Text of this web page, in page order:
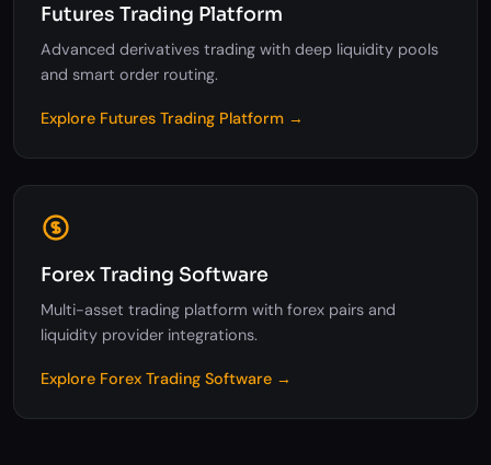
Futures Trading Platform
Advanced derivatives trading with deep liquidity pools
and smart order routing.
Explore Futures Trading Platform →
Forex Trading Software
Multi-asset trading platform with forex pairs and
liquidity provider integrations.
Explore Forex Trading Software →